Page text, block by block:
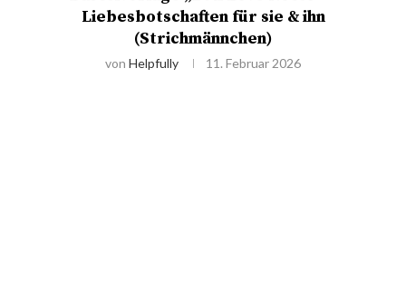
Liebesbotschaften für sie & ihn
(Strichmännchen)
von Helpfully 11. Februar 2026